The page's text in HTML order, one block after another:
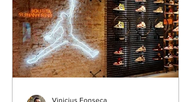
Vinicius Fonseca